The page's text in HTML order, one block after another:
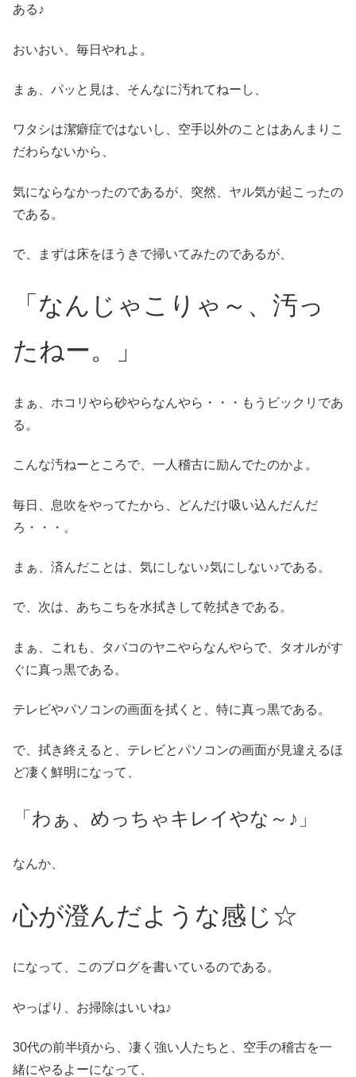
ある♪
おいおい、毎日やれよ。
まぁ、パッと見は、そんなに汚れてねーし、
ワタシは潔癖症ではないし、空手以外のことはあんまりこ
だわらないから、
気にならなかったのであるが、突然、ヤル気が起こったの
である。
で、まずは床をほうきで掃いてみたのであるが、
「なんじゃこりゃ～、汚っ
たねー。」
まぁ、ホコリやら砂やらなんやら・・・もうビックリであ
る。
こんな汚ねーところで、一人稽古に励んでたのかよ。
毎日、息吹をやってたから、どんだけ吸い込んだんだ
ろ・・・。
まぁ、済んだことは、気にしない♪気にしない♪である。
で、次は、あちこちを水拭きして乾拭きである。
まぁ、これも、タバコのヤニやらなんやらで、タオルがす
ぐに真っ黒である。
テレビやパソコンの画面を拭くと、特に真っ黒である。
で、拭き終えると、テレビとパソコンの画面が見違えるほ
ど凄く鮮明になって、
「わぁ、めっちゃキレイやな～♪」
なんか、
心が澄んだような感じ☆
になって、このブログを書いているのである。
やっぱり、お掃除はいいね♪
30代の前半頃から、凄く強い人たちと、空手の稽古を一
緒にやるよーになって、